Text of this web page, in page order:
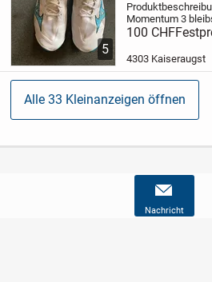
Nachricht
5
Momentum 3
Ende an der Spitze
beispiellosem
Der Schuh verfügt
MIZUNO ENERZY...
100 CHF
4303 Kaiseraugst
Alle 33 Kleinanzeigen öffnen